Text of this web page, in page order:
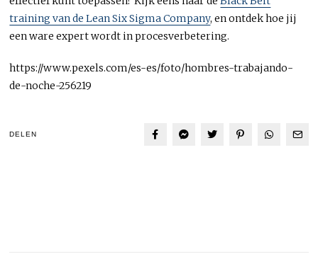
training van de Lean Six Sigma Company, en ontdek hoe jij
een ware expert wordt in procesverbetering.
https://www.pexels.com/es-es/foto/hombres-trabajando-
de-noche-256219
DELEN